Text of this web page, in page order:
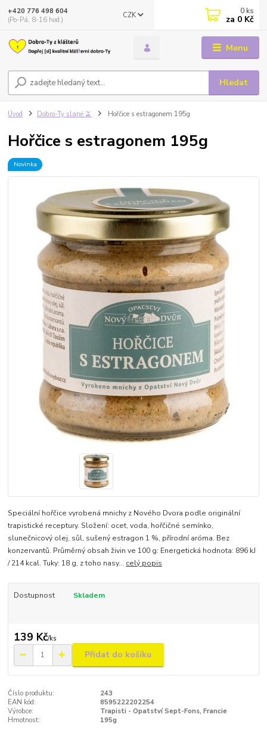
Menu
CZK
Hledat
+420 776 498 604
(Po-Pá, 8-16 hod.)
0 ks
za 0 Kč
Úvod Dobro-Ty slané 🫒 Hořčice s estragonem 195g
Hořčice s estragonem 195g
Novinka
Speciální hořčice vyrobená mnichy z Nového Dvora podle originální
trapistické receptury. Složení: ocet, voda, hořčičné semínko,
slunečnicový olej, sůl, sušený estragon 1 %, přírodní aróma. Bez
konzervantů. Průměrný obsah živin ve 100 g: Energetická hodnota: 896 kJ
/ 214 kcal. Tuky: 18 g, z toho nasy... celý popis
Dostupnost Skladem
139 Kč/ks
Přidat do košíku
Číslo produktu:
243
EAN kód:
8595222202254
Výrobce:
Trapisti - Opatství Sept-Fons, Francie
Hmotnost:
195g